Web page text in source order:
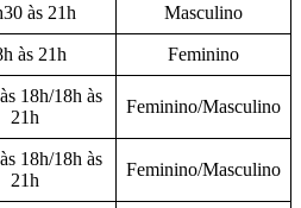
às 21h Masculino
às 21h Feminino
18h/18h às
21h
Feminino/Masculino
18h/18h às
21h
Feminino/Masculino